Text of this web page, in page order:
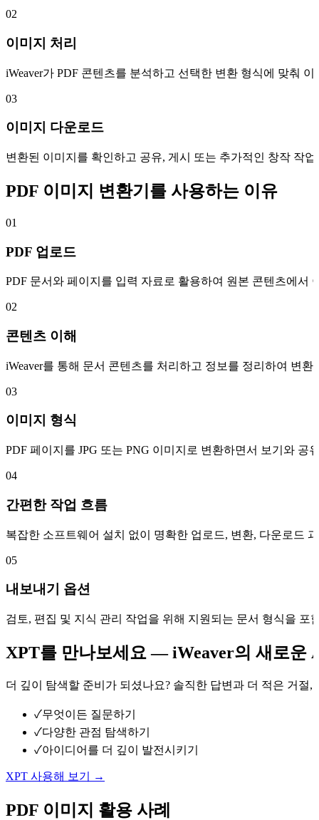
02
이미지 처리
iWeaver가 PDF 콘텐츠를 분석하고 선택한 변환 형식에 맞춰
03
이미지 다운로드
변환된 이미지를 확인하고 공유, 게시 또는 추가적인 창작 작
PDF 이미지 변환기를 사용하는 이유
01
PDF 업로드
PDF 문서와 페이지를 입력 자료로 활용하여 원본 콘텐츠에서
02
콘텐츠 이해
iWeaver를 통해 문서 콘텐츠를 처리하고 정보를 정리하여 변
03
이미지 형식
PDF 페이지를 JPG 또는 PNG 이미지로 변환하면서 보기와 공
04
간편한 작업 흐름
복잡한 소프트웨어 설치 없이 명확한 업로드, 변환, 다운로드
05
내보내기 옵션
검토, 편집 및 지식 관리 작업을 위해 지원되는 문서 형식을
XPT를 만나보세요 — iWeaver의 새로운
더 깊이 탐색할 준비가 되셨나요? 솔직한 답변과 더 적은 거
✓무엇이든 질문하기
✓다양한 관점 탐색하기
✓아이디어를 더 깊이 발전시키기
XPT 사용해 보기 →
PDF 이미지 활용 사례